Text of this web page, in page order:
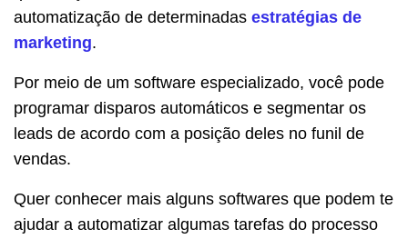
automatização de determinadas estratégias de
marketing.
Por meio de um software especializado, você pode
programar disparos automáticos e segmentar os
leads de acordo com a posição deles no funil de
vendas.
Quer conhecer mais alguns softwares que podem te
ajudar a automatizar algumas tarefas do processo